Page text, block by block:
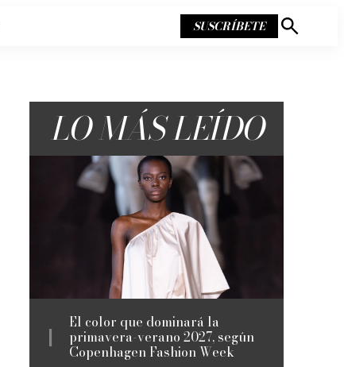
SUSCRÍBETE
Mostrar
LO MÁS LEÍDO
El color que dominará la
primavera-verano 2027, según
Copenhagen Fashion Week